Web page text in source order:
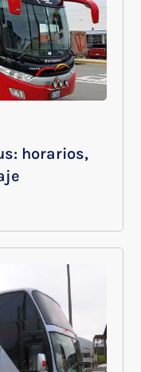
horarios,